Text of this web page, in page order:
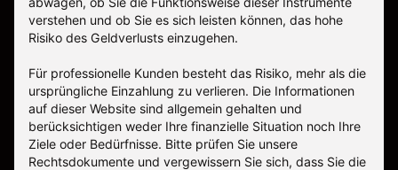
verstehen und ob Sie es sich leisten können, das hohe
Risiko des Geldverlusts einzugehen.
Für professionelle Kunden besteht das Risiko, mehr als die
ursprüngliche Einzahlung zu verlieren. Die Informationen
auf dieser Website sind allgemein gehalten und
berücksichtigen weder Ihre finanzielle Situation noch Ihre
Ziele oder Bedürfnisse. Bitte prüfen Sie unsere
Rechtsdokumente und vergewissern Sie sich, dass Sie die